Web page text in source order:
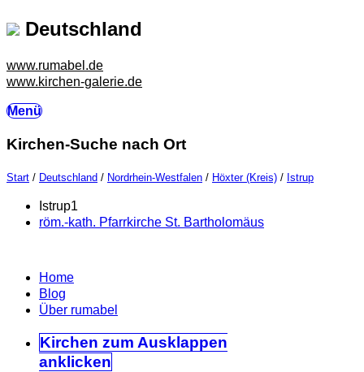
Deutschland
www.rumabel.de
www.kirchen-galerie.de
Menü
Kirchen-Suche nach Ort
Start / Deutschland / Nordrhein-Westfalen / Höxter (Kreis) / Istrup
Istrup1
röm.-kath. Pfarrkirche St. Bartholomäus
Home
Blog
Über rumabel
Kirchen zum Ausklappen
anklicken